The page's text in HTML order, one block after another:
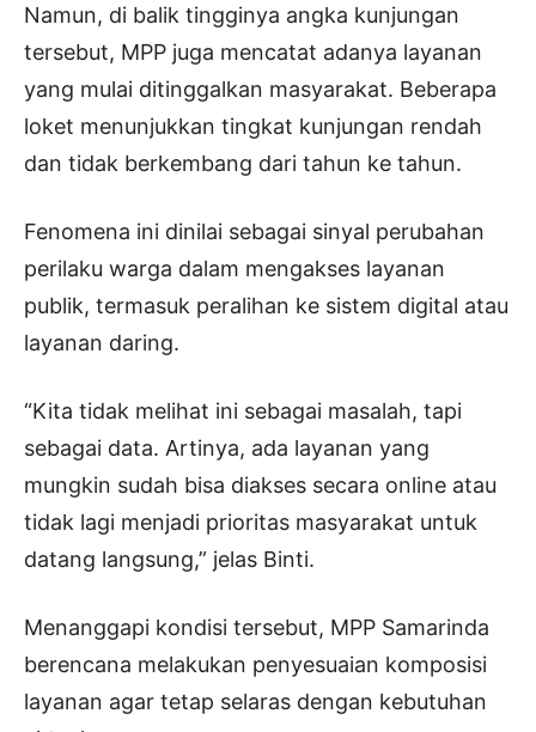
Namun, di balik tingginya angka kunjungan
tersebut, MPP juga mencatat adanya layanan
yang mulai ditinggalkan masyarakat. Beberapa
loket menunjukkan tingkat kunjungan rendah
dan tidak berkembang dari tahun ke tahun.
Fenomena ini dinilai sebagai sinyal perubahan
perilaku warga dalam mengakses layanan
publik, termasuk peralihan ke sistem digital atau
layanan daring.
“Kita tidak melihat ini sebagai masalah, tapi
sebagai data. Artinya, ada layanan yang
mungkin sudah bisa diakses secara online atau
tidak lagi menjadi prioritas masyarakat untuk
datang langsung,” jelas Binti.
Menanggapi kondisi tersebut, MPP Samarinda
berencana melakukan penyesuaian komposisi
layanan agar tetap selaras dengan kebutuhan